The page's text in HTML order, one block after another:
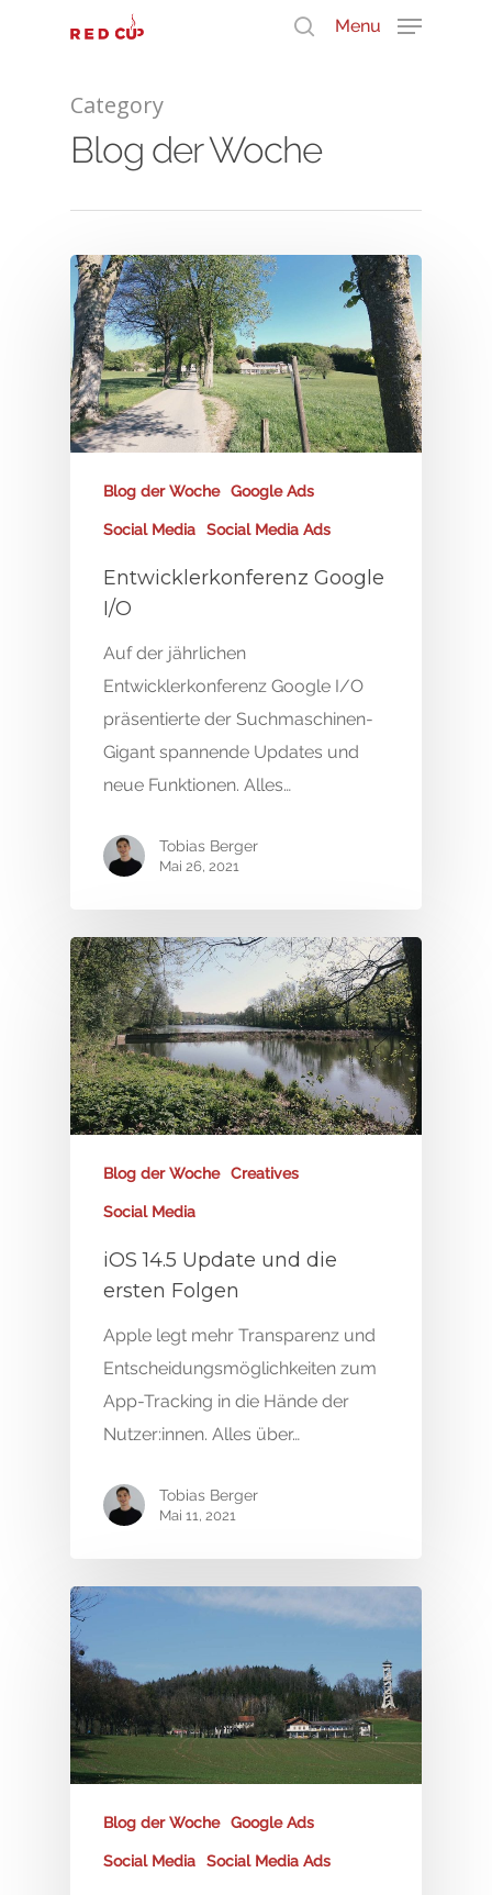
Menu
Category
Blog der Woche
Blog der Woche Google Ads
Social Media Social Media Ads
Entwicklerkonferenz Google
I/O
Auf der jährlichen
Entwicklerkonferenz Google I/O
präsentierte der Suchmaschinen-
Gigant spannende Updates und
neue Funktionen. Alles…
Tobias Berger
Mai 26, 2021
Blog der Woche Creatives
Social Media
iOS 14.5 Update und die
ersten Folgen
Apple legt mehr Transparenz und
Entscheidungsmöglichkeiten zum
App-Tracking in die Hände der
Nutzer:innen. Alles über…
Tobias Berger
Mai 11, 2021
Blog der Woche Google Ads
Social Media Social Media Ads